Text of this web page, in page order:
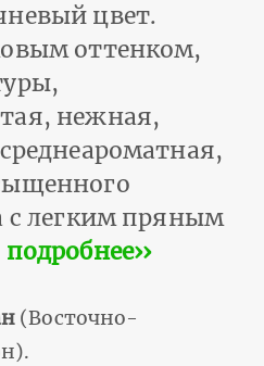
цвет.
оттенком,
нежная,
с легким пряным
подробнее››
(Восточно-